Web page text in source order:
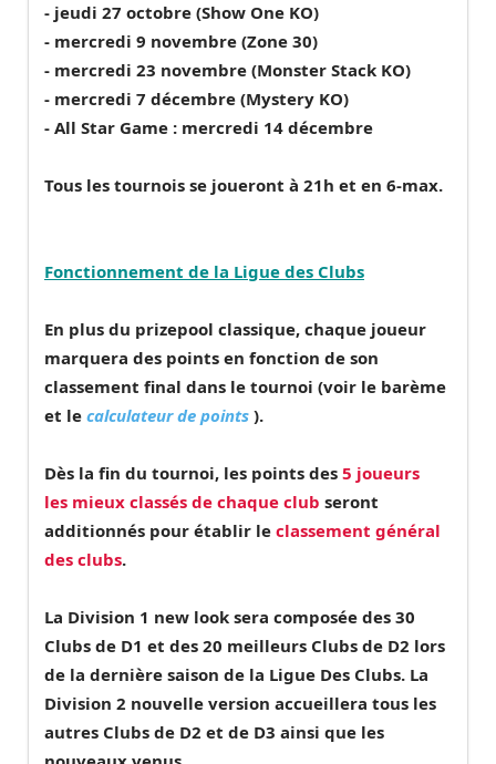
- jeudi 27 octobre (Show One KO)
- mercredi 9 novembre (Zone 30)
- mercredi 23 novembre (Monster Stack KO)
- mercredi 7 décembre (Mystery KO)
- All Star Game : mercredi 14 décembre
Tous les tournois se joueront à 21h et en 6-max.
Fonctionnement de la Ligue des Clubs
En plus du prizepool classique, chaque joueur
marquera des points en fonction de son
classement final dans le tournoi (voir le barème
et le calculateur de points ).
Dès la fin du tournoi, les points des 5 joueurs
les mieux classés de chaque club seront
additionnés pour établir le classement général
des clubs.
La Division 1 new look sera composée des 30
Clubs de D1 et des 20 meilleurs Clubs de D2 lors
de la dernière saison de la Ligue Des Clubs. La
Division 2 nouvelle version accueillera tous les
autres Clubs de D2 et de D3 ainsi que les